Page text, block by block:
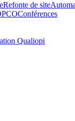
Refonte de site
Conférences
Qualiopi